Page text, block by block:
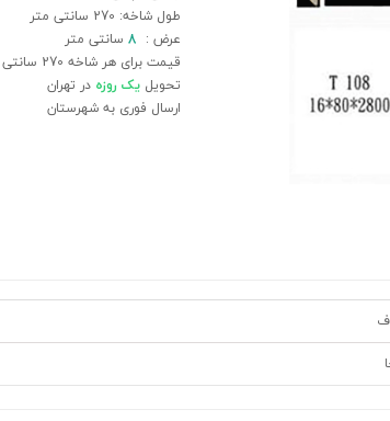
طول شاخه: 270 سانتی متر
عرض : 8 سانتی متر
قیمت برای هر شاخه 270 سانتی متری در عرض 8 سانت می باشد
تحویل یک روزه در تهران
ارسال فوری به شهرستان